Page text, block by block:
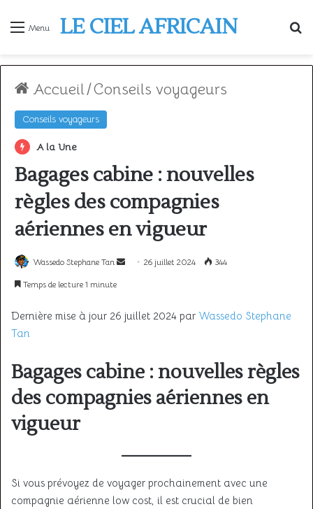
Menu LE CIEL AFRICAIN
Accueil/Conseils voyageurs
Conseils voyageurs
A la Une
Bagages cabine : nouvelles
règles des compagnies
aériennes en vigueur
Wassedo Stephane Tan
Envoyer26 juillet 2024 344
Temps de lecture 1 minute
Dernière mise à jour 26 juillet 2024 par Wassedo Stephane
Tan
Bagages cabine : nouvelles règles
des compagnies aériennes en
vigueur
Si vous prévoyez de voyager prochainement avec une
compagnie aérienne low cost, il est crucial de bien